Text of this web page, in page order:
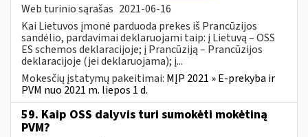
Web turinio sąrašas 2021-06-16
Kai Lietuvos įmonė parduoda prekes iš Prancūzijos
sandėlio, pardavimai deklaruojami taip: į Lietuvą – OSS
ES schemos deklaracijoje; į Prancūziją – Prancūzijos
deklaracijoje (jei deklaruojama); į...
Mokesčių įstatymų pakeitimai: MĮP 2021 » E-prekyba ir
PVM nuo 2021 m. liepos 1 d.
59. Kaip OSS dalyvis turi sumokėti mokėtiną
PVM?